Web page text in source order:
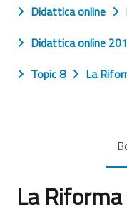
Didattica online
Didattica online
Topic 8
La
La